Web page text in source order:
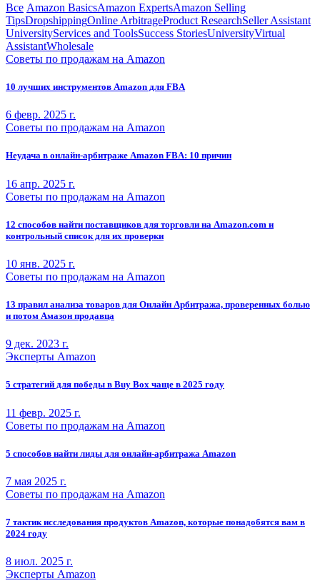
Все Amazon BasicsAmazon ExpertsAmazon Selling
TipsDropshippingOnline ArbitrageProduct ResearchSeller Assistant
UniversityServices and ToolsSuccess StoriesUniversityVirtual
AssistantWholesale
Советы по продажам на Amazon
10 лучших инструментов Amazon для FBA
6 февр. 2025 г.
Советы по продажам на Amazon
Неудача в онлайн-арбитраже Amazon FBA: 10 причин
16 апр. 2025 г.
Советы по продажам на Amazon
12 способов найти поставщиков для торговли на Amazon.com и
контрольный список для их проверки
10 янв. 2025 г.
Советы по продажам на Amazon
13 правил анализа товаров для Онлайн Арбитража, проверенных болью
и потом Амазон продавца
9 дек. 2023 г.
Эксперты Amazon
5 стратегий для победы в Buy Box чаще в 2025 году
11 февр. 2025 г.
Советы по продажам на Amazon
5 способов найти лиды для онлайн-арбитража Amazon
7 мая 2025 г.
Советы по продажам на Amazon
7 тактик исследования продуктов Amazon, которые понадобятся вам в
2024 году
8 июл. 2025 г.
Эксперты Amazon